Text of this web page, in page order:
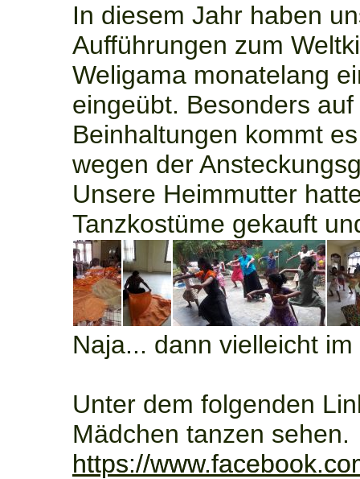
In diesem Jahr haben
Aufführungen zum
Weligama monatelang
eingeübt. Besonders
Beinhaltungen kommt
wegen der
Unsere Heimmutter
Tanzkostüme gekauft
Naja... dann vielleicht
Unter dem folgenden
Mädchen tanzen sehen.
https://